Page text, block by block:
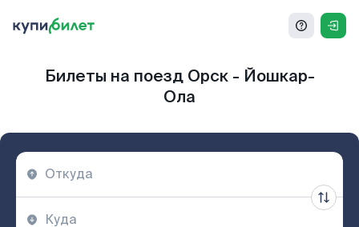
Билеты на поезд Орск - Йошкар-
Ола